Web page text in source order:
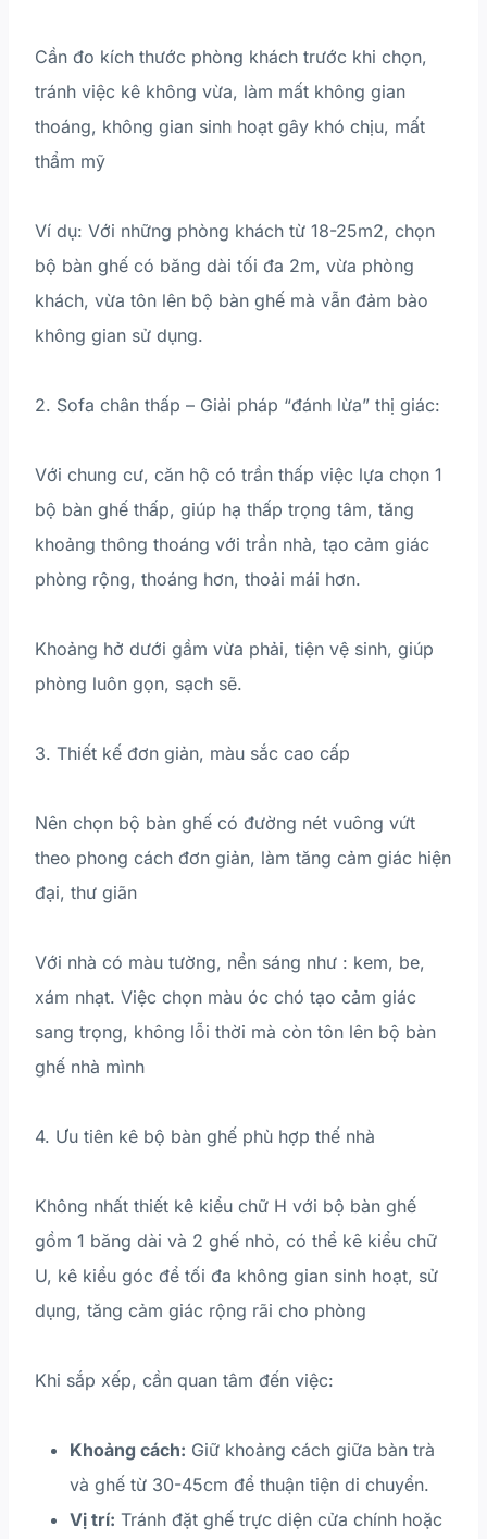
Cần đo kích thước phòng khách trước khi chọn,
tránh việc kê không vừa, làm mất không gian
thoáng, không gian sinh hoạt gây khó chịu, mất
thẩm mỹ
Ví dụ: Với những phòng khách từ 18-25m2, chọn
bộ bàn ghế có băng dài tối đa 2m, vừa phòng
khách, vừa tôn lên bộ bàn ghế mà vẫn đảm bào
không gian sử dụng.
2. Sofa chân thấp – Giải pháp “đánh lừa” thị giác:
Với chung cư, căn hộ có trần thấp việc lựa chọn 1
bộ bàn ghế thấp, giúp hạ thấp trọng tâm, tăng
khoảng thông thoáng với trần nhà, tạo cảm giác
phòng rộng, thoáng hơn, thoải mái hơn.
Khoảng hở dưới gầm vừa phải, tiện vệ sinh, giúp
phòng luôn gọn, sạch sẽ.
3. Thiết kế đơn giản, màu sắc cao cấp
Nên chọn bộ bàn ghế có đường nét vuông vứt
theo phong cách đơn giản, làm tăng cảm giác hiện
đại, thư giãn
Với nhà có màu tường, nền sáng như : kem, be,
xám nhạt. Việc chọn màu óc chó tạo cảm giác
sang trọng, không lỗi thời mà còn tôn lên bộ bàn
ghế nhà mình
4. Ưu tiên kê bộ bàn ghế phù hợp thế nhà
Không nhất thiết kê kiểu chữ H với bộ bàn ghế
gồm 1 băng dài và 2 ghế nhỏ, có thể kê kiểu chữ
U, kê kiểu góc để tối đa không gian sinh hoạt, sử
dụng, tăng cảm giác rộng rãi cho phòng
Khi sắp xếp, cần quan tâm đến việc:
Khoảng cách: Giữ khoảng cách giữa bàn trà
và ghế từ 30-45cm để thuận tiện di chuyển.
Vị trí: Tránh đặt ghế trực diện cửa chính hoặc